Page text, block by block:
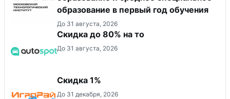
образование в первый год обучения
До 31 августа, 2026
Скидка до 80% на то
До 31 августа, 2026
Скидка 1%
До 31 декабря, 2026